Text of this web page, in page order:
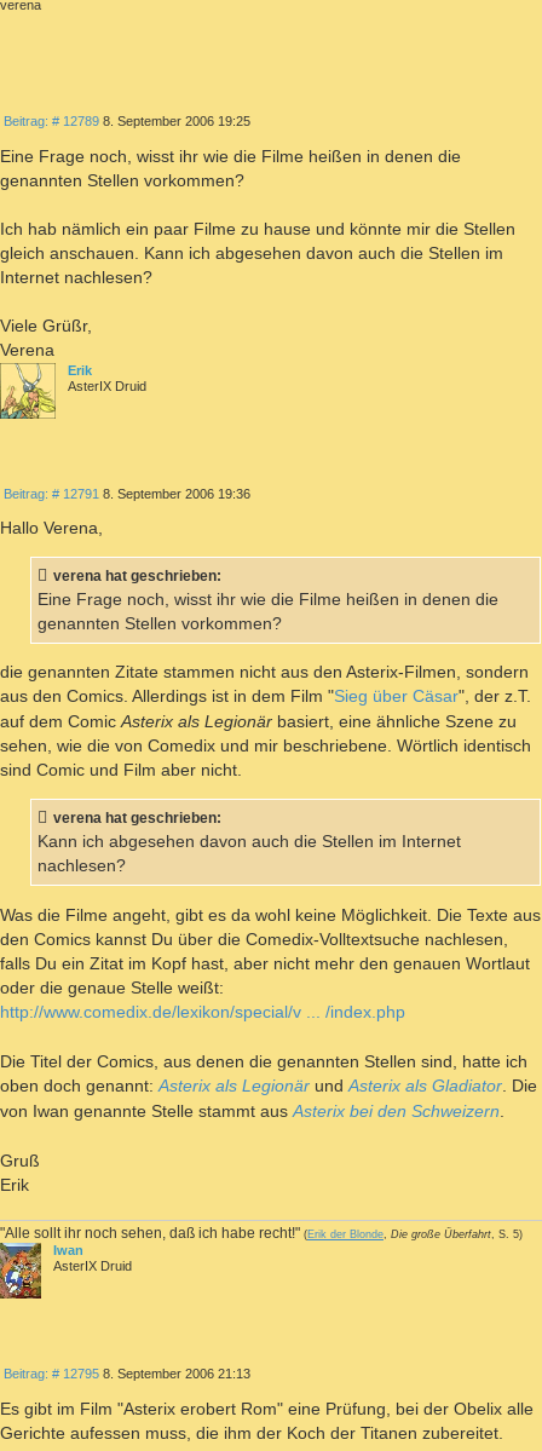
verena
Beitrag: # 12789Beitrag
8. September 2006 19:25
Eine Frage noch, wisst ihr wie die Filme heißen in denen die
genannten Stellen vorkommen?
Ich hab nämlich ein paar Filme zu hause und könnte mir die Stellen
gleich anschauen. Kann ich abgesehen davon auch die Stellen im
Internet nachlesen?
Viele Grüßr,
Verena
Erik
AsterIX Druid
Beitrag: # 12791 Beitrag
8. September 2006 19:36
Hallo Verena,
verena hat geschrieben:
Eine Frage noch, wisst ihr wie die Filme heißen in denen die
genannten Stellen vorkommen?
die genannten Zitate stammen nicht aus den Asterix-Filmen, sondern
aus den Comics. Allerdings ist in dem Film "Sieg über Cäsar", der z.T.
auf dem ComicAsterix als Legionär basiert, eine ähnliche Szene zu
sehen, wie die von Comedix und mir beschriebene. Wörtlich identisch
sind Comic und Film aber nicht.
verena hat geschrieben:
Kann ich abgesehen davon auch die Stellen im Internet
nachlesen?
Was die Filme angeht, gibt es da wohl keine Möglichkeit. Die Texte aus
den Comics kannst Du über die Comedix-Volltextsuche nachlesen,
falls Du ein Zitat im Kopf hast, aber nicht mehr den genauen Wortlaut
oder die genaue Stelle weißt:
http://www.comedix.de/lexikon/special/v ... /index.php
Die Titel der Comics, aus denen die genannten Stellen sind, hatte ich
oben doch genannt: Asterix als Legionär und Asterix als Gladiator . Die
von Iwan genannte Stelle stammt aus Asterix bei den Schweizern
Gruß
Erik
"Alle sollt ihr noch sehen, daß ich habe recht!" (Erik der Blonde, Die große Überfahrt, S. 5)
Iwan
AsterIX Druid
Beitrag: # 12795Beitrag
8. September 2006 21:13
Es gibt im Film "Asterix erobert Rom" eine Prüfung, bei der Obelix alle
Gerichte aufessen muss, die ihm der Koch der Titanen zubereitet.